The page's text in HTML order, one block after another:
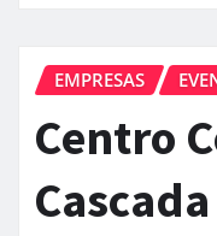
EMPRESAS
Centro